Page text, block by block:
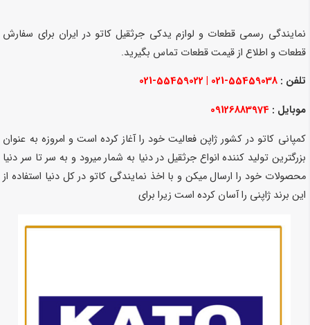
نمایندگی رسمی قطعات و لوازم یدکی جرثقیل کاتو در ایران برای سفارش
قطعات و اطلاع از قیمت قطعات تماس بگیرید.
تلفن :55459038-021 | 55459022-021
موبایل :09126883974
کمپانی کاتو در کشور ژاپن فعالیت خود را آغاز کرده است و امروزه به عنوان
بزرگترین تولید کننده انواع جرثقیل در دنیا به شمار میرود و به سر تا سر دنیا
محصولات خود را ارسال میکن و با اخذ نمایندگی کاتو در کل دنیا استفاده از
این برند ژاپنی را آسان کرده است زیرا برای